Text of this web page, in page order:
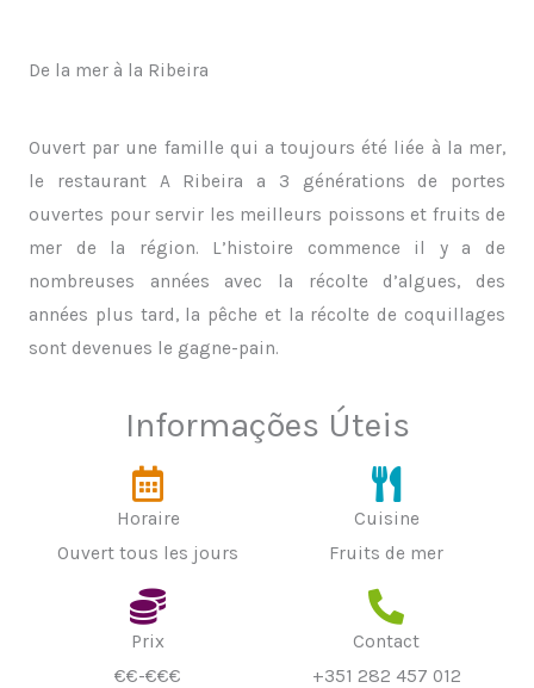
De la mer à la Ribeira
Ouvert par une famille qui a toujours été liée à la mer,
le restaurant A Ribeira a 3 générations de portes
ouvertes pour servir les meilleurs poissons et fruits de
mer de la région. L’histoire commence il y a de
nombreuses années avec la récolte d’algues, des
années plus tard, la pêche et la récolte de coquillages
sont devenues le gagne-pain.
Informações Úteis
Horaire
Ouvert tous les jours
Cuisine
Fruits de mer
Prix
€€-€€€
Contact
+351 282 457 012